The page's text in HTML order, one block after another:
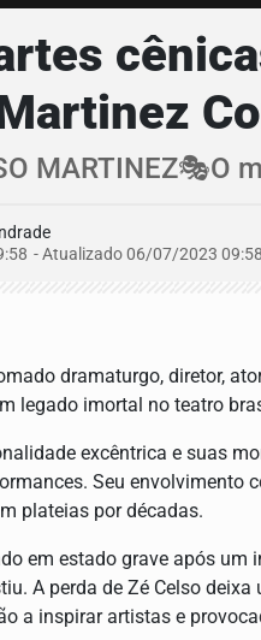
- Atualizado06/07/2023 09:58
dramaturgo, diretor,
legado imortal no teatro
excêntrica e suas
Seu envolvimento
plateias por décadas.
em estado grave após um
A perda de Zé Celso
a inspirar artistas e